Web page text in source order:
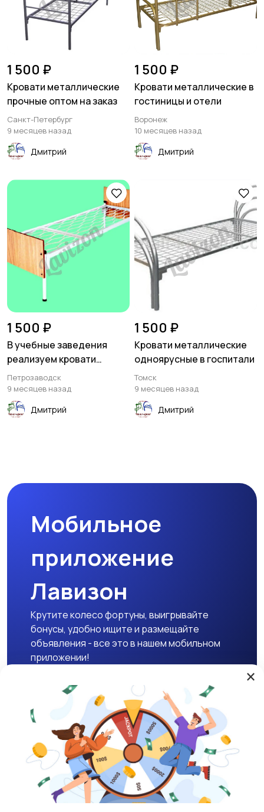
1 500 ₽
Кровати металлические
прочные оптом на заказ
Санкт-Петербург
9 месяцев назад
Дмитрий
1 500 ₽
Кровати металлические в
гостиницы и отели
Воронеж
10 месяцев назад
Дмитрий
1 500 ₽
В учебные заведения
реализуем кровати
металлические
Петрозаводск
9 месяцев назад
Дмитрий
1 500 ₽
Кровати металлические
одноярусные в госпитали
Томск
9 месяцев назад
Дмитрий
Мобильное
приложение
Лавизон
Крутите колесо фортуны, выигрывайте
бонусы, удобно ищите и размещайте
объявления - все это в нашем мобильном
приложении!
Скачать APK
Магазины Блог
О нас
Служба поддержки
☕ Поддержать проект
×